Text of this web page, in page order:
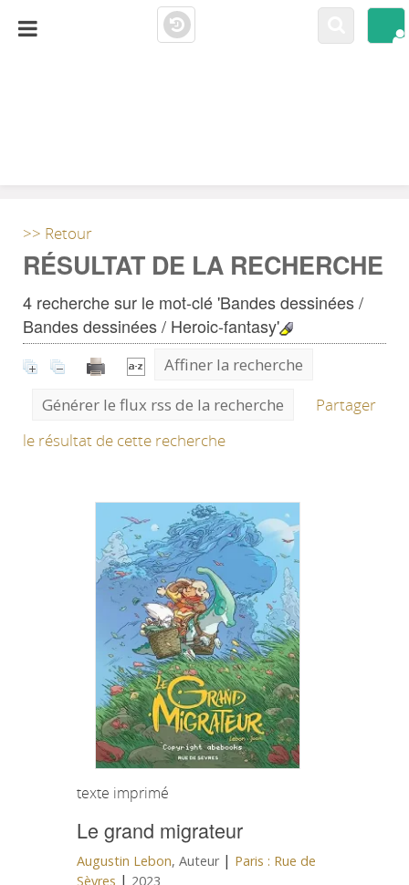
>> Retour
RÉSULTAT DE LA RECHERCHE
4 recherche sur le mot-clé'Bandes dessinées /
Bandes dessinées / Heroic-fantasy'
Affiner la recherche
Générer le flux rss de la recherche
Partager
le résultat de cette recherche
texte imprimé
Le grand migrateur
Augustin Lebon, Auteur | Paris : Rue de
Sèvres | 2023